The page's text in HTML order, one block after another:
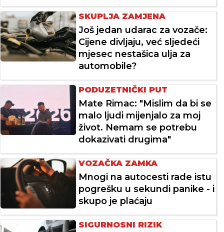
SKUPLJA ZAMJENA
Još jedan udarac za vozače:
Cijene divljaju, već sljedeći
mjesec nestašica ulja za
automobile?
PODUZETNIČKI PUT
Mate Rimac: "Mislim da bi se
malo ljudi mijenjalo za moj
život. Nemam se potrebu
dokazivati drugima"
VOZAČKA ZAMKA
Mnogi na autocesti rade istu
pogrešku u sekundi panike - i
skupo je plaćaju
SIGURNOSNI RIZIK